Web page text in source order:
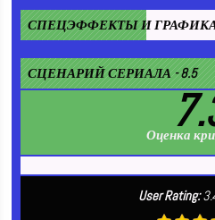
СПЕЦЭФФЕКТЫ И ГРАФИКА
СЦЕНАРИЙ СЕРИАЛА - 8.5
Оценка
User Rating: